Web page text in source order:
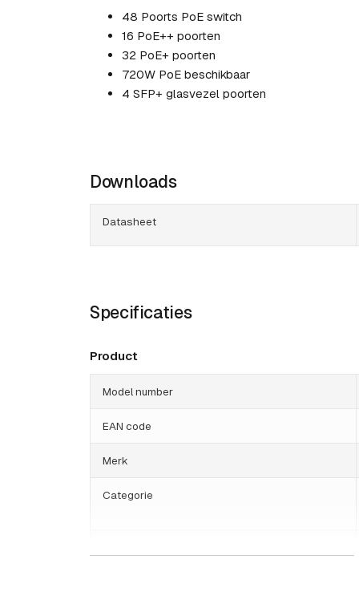
48 Poorts PoE switch
16 PoE++ poorten
32 PoE+ poorten
720W PoE beschikbaar
4 SFP+ glasvezel poorten
Downloads
Datasheet
Specificaties
Product
Model number
EAN code
Merk
Categorie